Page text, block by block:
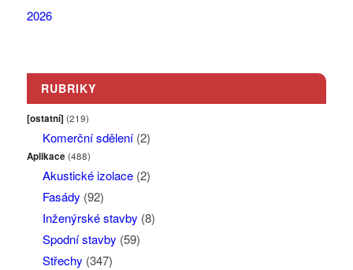
RUBRIKY
[ostatní] (219)
Komerční sdělení(2)
Aplikace (488)
Akustické izolace(2)
Fasády (92)
Inženýrské stavby (8)
Spodní stavby (59)
Střechy (347)